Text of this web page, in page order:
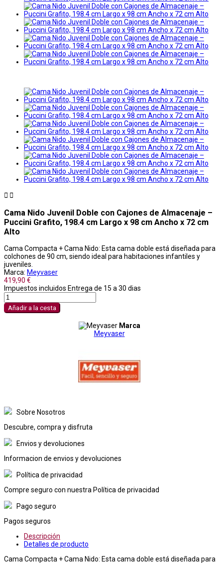
 
Cama Nido Juvenil Doble con Cajones de Almacenaje –
Puccini Grafito, 198.4 cm Largo x 98 cm Ancho x 72 cm
Alto
Cama Compacta + Cama Nido: Esta cama doble está diseñada para
colchones de 90 cm, siendo ideal para habitaciones infantiles y
juveniles.
Marca: Meyvaser
419,90 €
Impuestos incluidos Entrega de 15 a 30 dias
Añadir a la cesta
Marca
Meyvaser
Sobre Nosotros
Descubre, compra y disfruta
Envios y devoluciones
Informacion de envios y devoluciones
Política de privacidad
Compre seguro con nuestra Política de privacidad
Pago seguro
Pagos seguros
Descripción
Detalles de producto
Cama Compacta + Cama Nido: Esta cama doble está diseñada para